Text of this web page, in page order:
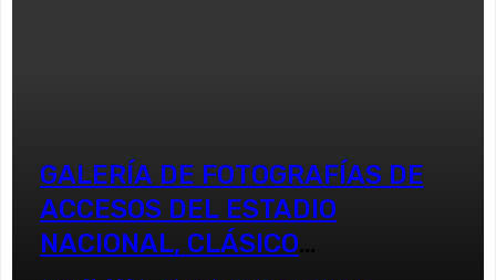
GALERÍA DE FOTOGRAFÍAS DE
ACCESOS DEL ESTADIO
NACIONAL, CLÁSICO